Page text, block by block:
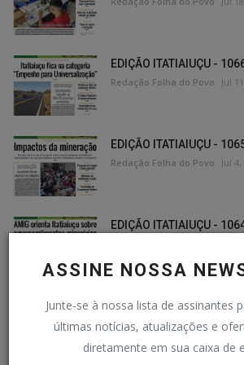
ASSINE NOSSA
Junte-se à nossa lista de assinantes
últimas notícias, atualizações e
diretamente em sua caixa de
EDIÇÃO ITATIAIUÇU -
Redação Folha do Povo Jul
EDIÇÃO ITATIAIUÇU -
Redação Folha do Povo Jul
EDIÇÃO ITATIAIUÇU -
PUBLICAÇÕES ALEATÓRIAS